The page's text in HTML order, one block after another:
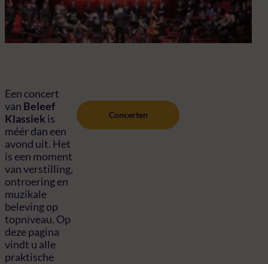
Een concert
van Beleef
Klassiek is
méér dan een
avond uit. Het
is een moment
van verstilling,
ontroering en
muzikale
beleving op
topniveau. Op
deze pagina
vindt u alle
praktische
Concerten